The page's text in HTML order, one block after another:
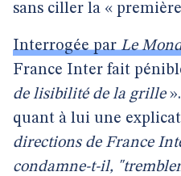
sans ciller la «
Interrogée parLe
France Inter fait
de lisibilité de la grille
quant à lui une
directions de France
condamne-t-il,